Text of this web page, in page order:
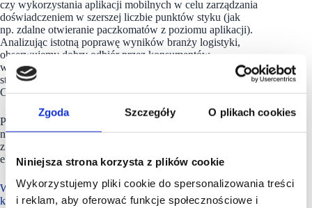
Zgoda Szczegóły O plikach cookies
Niniejsza strona korzysta z plików cookie
Wykorzystujemy pliki cookie do spersonalizowania treści
i reklam, aby oferować funkcje społecznościowe i
czy wykorzystania aplikacji mobilnych w celu zarządzania
doświadczeniem w szerszej liczbie punktów styku (jak
np. zdalne otwieranie paczkomatów z poziomu aplikacji).
Analizując istotną poprawę wyników branży logistyki,
obserwujemy dobry odbiór przez konsumentów
wprowadzanych w branży praktyk – mówi Andrzej Musiał,
starszy menedżer w dziale doradztwa biznesowego w zespole
Customer & Growth w KPMG w Polsce.
Podobnie, jak w ubiegłych latach konsumenci w Polsce
najniżej oceniają swoje doświadczenia oferowane przez firmy
z branży telekomunikacyjnej oraz dostawców energii
elektrycznej lub gazu.
W wyniku pandemii COVID-19 pojawił się nowy typ
konsumenta